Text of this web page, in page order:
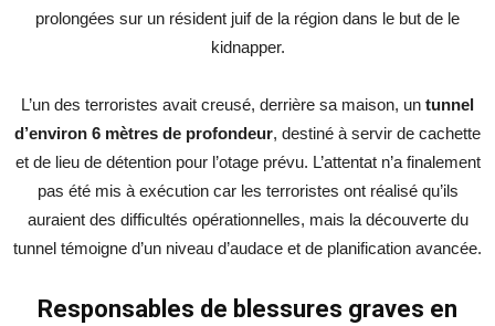
prolongées sur un résident juif de la région dans le but de le
kidnapper.
L’un des terroristes avait creusé, derrière sa maison, un tunnel
d’environ 6 mètres de profondeur, destiné à servir de cachette
et de lieu de détention pour l’otage prévu. L’attentat n’a finalement
pas été mis à exécution car les terroristes ont réalisé qu’ils
auraient des difficultés opérationnelles, mais la découverte du
tunnel témoigne d’un niveau d’audace et de planification avancée.
Responsables de blessures graves en